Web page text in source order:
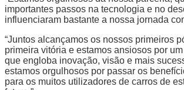
importantes passos na tecnologia e no
influenciaram bastante a nossa jornada
“Juntos alcançamos os nossos primeiros
primeira vitória e estamos ansiosos por
que engloba inovação, visão e mais
estamos orgulhosos por passar os
para os muitos utilizadores de carros de